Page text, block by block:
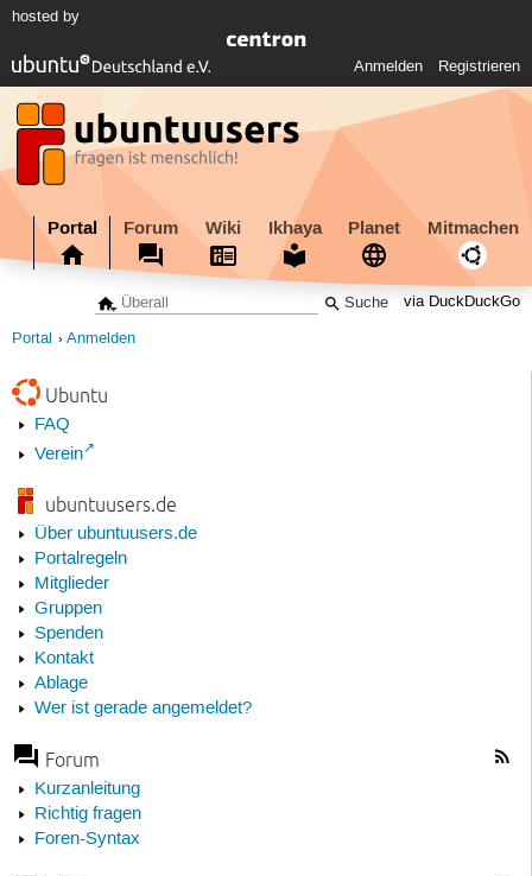
hosted by
Anmelden Registrieren
Portal Forum Wiki Ikhaya Planet Mitmachen
via DuckDuckGo
Portal Anmelden
Ubuntu
FAQ
Verein
ubuntuusers.de
Über ubuntuusers.de
Portalregeln
Mitglieder
Gruppen
Spenden
Kontakt
Ablage
Wer ist gerade angemeldet?
Forum
Kurzanleitung
Richtig fragen
Foren-Syntax